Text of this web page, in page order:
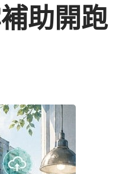
助開跑